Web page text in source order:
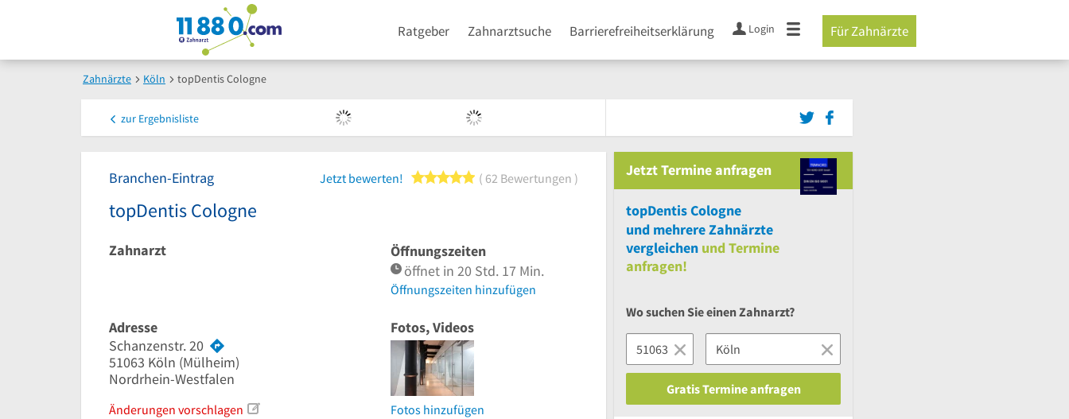
Ratgeber Zahnarztsuche Barrierefreiheitserklärung Login Für Zahnärzte
Zahnärzte Köln topDentis Cologne
zur Ergebnisliste
Branchen-Eintrag Jetzt bewerten! 5 von 5 Sternen
62 Bewertungen
topDentis Cologne
Zahnarzt
Öffnungszeiten
öffnet in 20 Std. 17 Min.
Öffnungszeiten hinzufügen
Adresse
Schanzenstr. 20
51063 Köln (Mülheim)
Nordrhein-Westfalen
Änderungen vorschlagen
Fotos, Videos
Fotos hinzufügen
JetztTermine anfragen
topDentis Cologne
und mehrereZahnärzte
vergleichen undTermine
anfragen!
Wo suchen Sie einen Zahnarzt?
Gratis Termine anfragen